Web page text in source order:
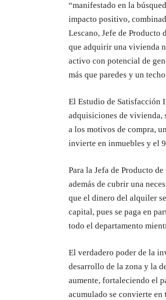
“manifestado en la
impacto positivo,
Lescano, Jefe de Producto
que adquirir una vivienda
activo con potencial de
más que paredes y un
El Estudio de Satisfacción
adquisiciones de vivienda,
a los motivos de compra,
invierte en inmuebles y el
Para la Jefa de Producto
además de cubrir una
que el dinero del alquiler
capital, pues se paga en
todo el departamento
El verdadero poder de la
desarrollo de la zona y la
aumente, fortaleciendo el
acumulado se convierte